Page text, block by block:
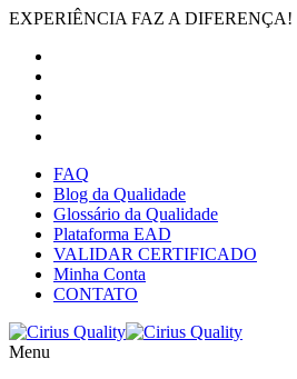
EXPERIÊNCIA FAZ A DIFERENÇA!
FAQ
Blog da Qualidade
Glossário da Qualidade
Plataforma EAD
VALIDAR CERTIFICADO
Minha Conta
CONTATO
Menu